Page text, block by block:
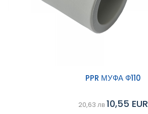
PPR МУФА Ф110
20,63 лв10,55 EUR